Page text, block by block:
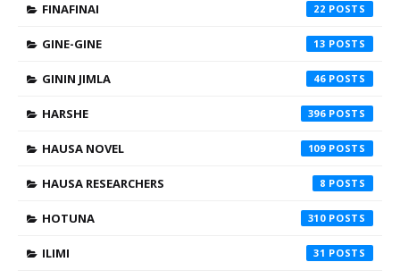
FINAFINAI 22
GINE-GINE 13
GININ JIMLA 46
HARSHE 396
HAUSA NOVEL 109
HAUSA RESEARCHERS 8
HOTUNA 310
ILIMI 31